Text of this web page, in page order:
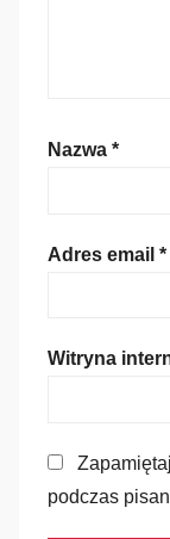
Nazwa *
Adres email *
Witryna
podczas